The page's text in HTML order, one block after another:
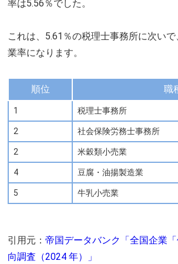
率は5.56％でした。
これは、5.61％の税理士事務所に次い
業率になります。
順位 職
1 税理士事務所
2 社会保険労務士事務所
2 米穀類小売業
4 豆腐・油揚製造業
5 牛乳小売業
引用元：帝国データバンク「全国企業
向調査（2024 年）」